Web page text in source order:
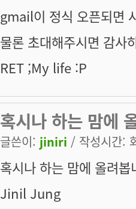
gmail이 정식 오픈되면
물론 초대해주시면 감사
RET ;My life :P
혹시나 하는 맘
글쓴이: jiniri / 작성시간:
혹시나 하는 맘에 올려봅
Jinil Jung